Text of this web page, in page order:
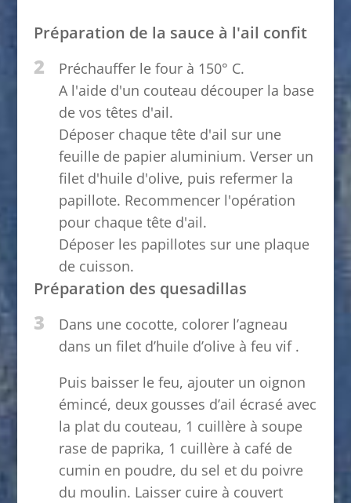
Préparation de la sauce à l'ail confit
2
Préchauffer le four à 150° C.
A l'aide d'un couteau découper la base
de vos têtes d'ail.
Déposer chaque tête d'ail sur une
feuille de papier aluminium. Verser un
filet d'huile d'olive, puis refermer la
papillote. Recommencer l'opération
pour chaque tête d'ail.
Déposer les papillotes sur une plaque
de cuisson.
Préparation des quesadillas
3
Dans une cocotte, colorer l’agneau
dans un filet d’huile d’olive à feu vif .
Puis baisser le feu, ajouter un oignon
émincé, deux gousses d’ail écrasé avec
la plat du couteau, 1 cuillère à soupe
rase de paprika, 1 cuillère à café de
cumin en poudre, du sel et du poivre
du moulin. Laisser cuire à couvert